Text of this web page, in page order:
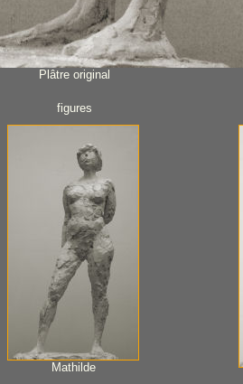
Plâtre original
figures
Mathilde